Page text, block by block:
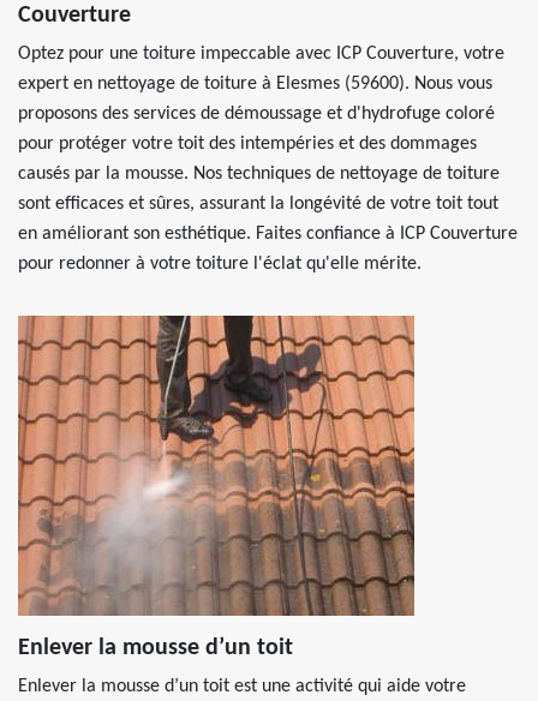
Couverture
Optez pour une toiture impeccable avec ICP Couverture, votre
expert en nettoyage de toiture à Elesmes (59600). Nous vous
proposons des services de démoussage et d'hydrofuge coloré
pour protéger votre toit des intempéries et des dommages
causés par la mousse. Nos techniques de nettoyage de toiture
sont efficaces et sûres, assurant la longévité de votre toit tout
en améliorant son esthétique. Faites confiance à ICP Couverture
pour redonner à votre toiture l'éclat qu'elle mérite.
Enlever la mousse d’un toit
Enlever la mousse d’un toit est une activité qui aide votre